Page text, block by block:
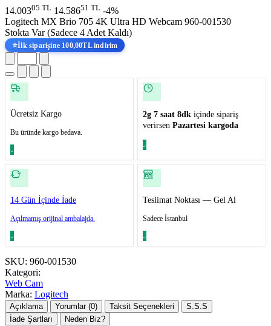
14.00305 TL 14.58651 TL -4%
Logitech MX Brio 705 4K Ultra HD Webcam 960-001530
Stokta Var (Sadece 4 Adet Kaldı)
⭐İlk siparişine 100,00TL indirim
Ücretsiz Kargo
Bu üründe kargo bedava.
2g 7 saat 8dk içinde sipariş
verirsen Pazartesi kargoda
14 Gün İçinde İade
Açılmamış orijinal ambalajda.
Teslimat Noktası — Gel Al
Sadece İstanbul
SKU: 960-001530
Kategori:
Web Cam
Marka: Logitech
Açıklama Yorumlar (0) Taksit Seçenekleri
S.S.S
İade Şartları
Neden Biz?